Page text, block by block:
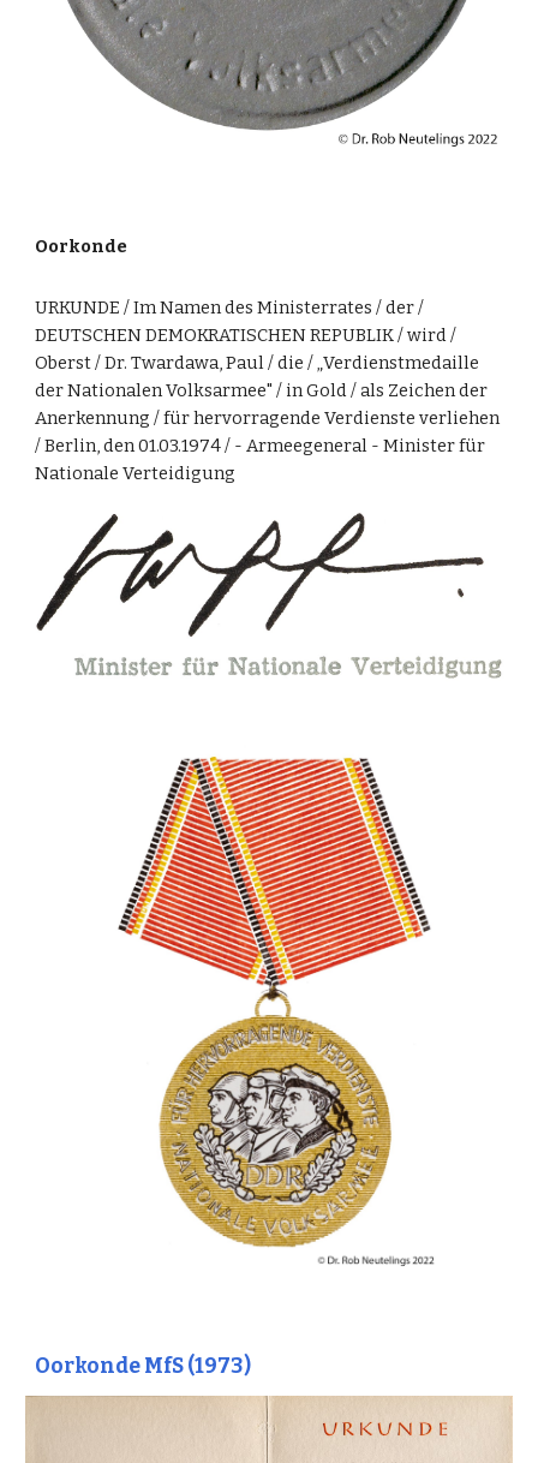
Oorkonde
URKUNDE / Im Namen des Ministerrates / der /
DEUTSCHEN DEMOKRATISCHEN REPUBLIK / wird /
Oberst / Dr. Twardawa, Paul / die /„Verdienstmedaille
der Nationalen Volksarmee" / in Gold / als Zeichen der
Anerkennung / für hervorragende Verdienste verliehen
/ Berlin, den 01.03.1974 / - Armeegeneral - Minister für
Nationale Verteidigung
Oorkonde MfS (1973)